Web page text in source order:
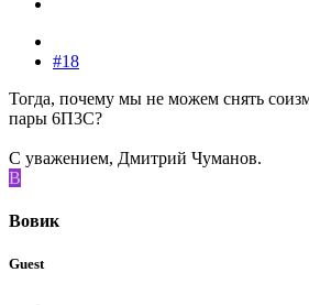
#18
Тогда, почему мы не можем снять
пары 6П3С?
С уважением, Дмитрий Чуманов.
В
Вовик
Guest